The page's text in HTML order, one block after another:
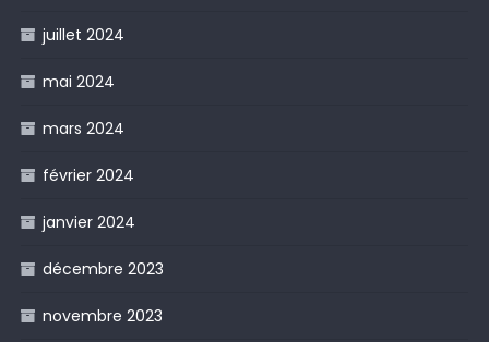
juillet 2024
mai 2024
mars 2024
février 2024
janvier 2024
décembre 2023
novembre 2023